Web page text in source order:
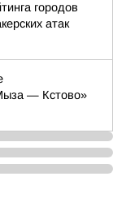
городов
атак
— Кстово»